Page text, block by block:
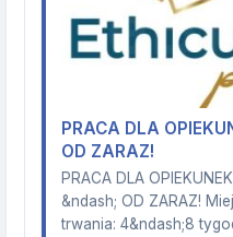
PRACA DLA
OD ZARAZ!
PRACA DLA
&ndash; OD ZARAZ!
trwania: 4&ndash;8